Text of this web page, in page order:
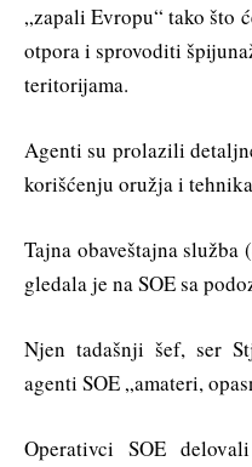
„zapali Evropu“ tako što
otpora i sprovoditi
teritorijama.
Agenti su prolazili
korišćenju oružja i
Tajna obaveštajna
gledala je na SOE sa
Njen tadašnji šef, ser
agenti SOE „amateri,
Operativci SOE